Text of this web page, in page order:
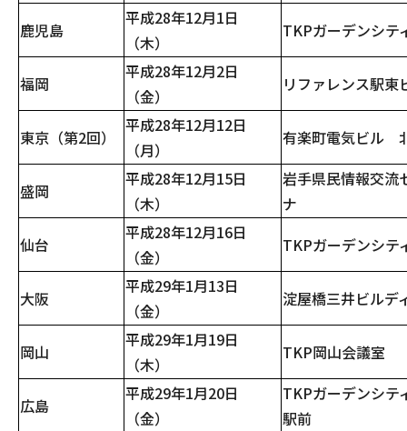
鹿児島
平成28年12月1日
（木）
TKPガーデンシテ
福岡
平成28年12月2日
（金）
リファレンス駅東
東京（第2回）
平成28年12月12日
（月）
有楽町電気ビル
盛岡
平成28年12月15日
（木）
岩手県民情報交
ナ
仙台
平成28年12月16日
（金）
TKPガーデンシテ
大阪
平成29年1月13日
（金）
淀屋橋三井ビル
岡山
平成29年1月19日
（木）
TKP岡山会議室
広島
平成29年1月20日
（金）
TKPガーデンシテ
駅前